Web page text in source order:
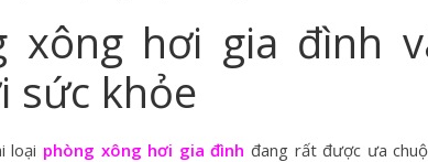
xông hơi gia đình
sức khỏe
loại phòng xông hơi gia đình đang rất được ưa